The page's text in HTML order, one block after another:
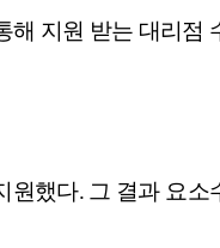
지원 받는 대리점
했다. 그 결과 요